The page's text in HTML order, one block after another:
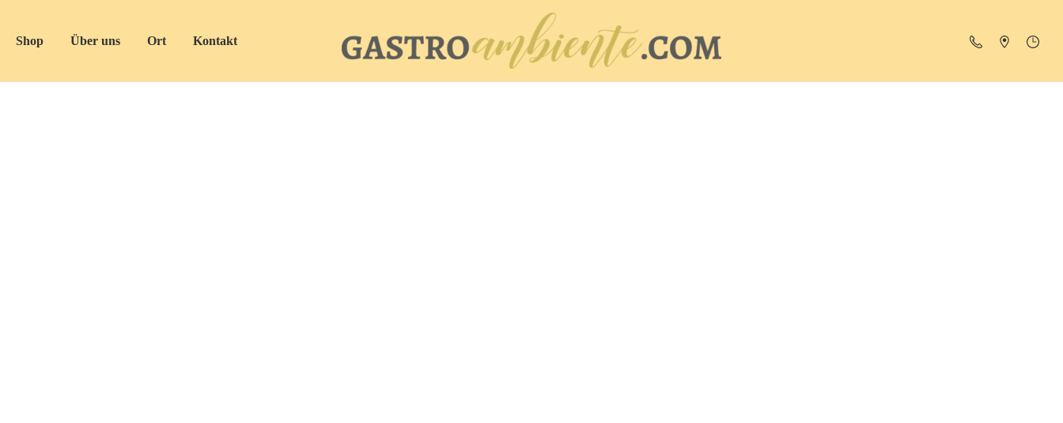
Shop Über uns Ort Kontakt